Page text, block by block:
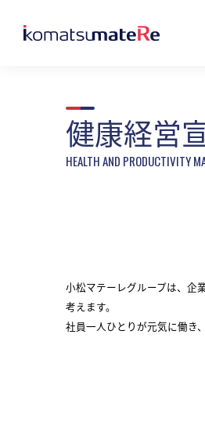
健康経営
小松マテーレグループは、企
考えます。
社員一人ひとりが元気に働き